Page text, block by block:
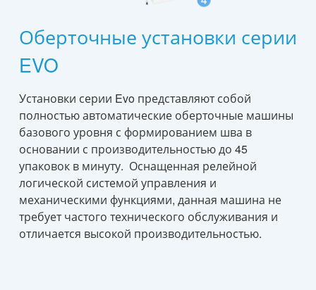
Оберточные установки серии
EVO
Установки серии Evo представляют собой
полностью автоматические оберточные машины
базового уровня с формированием шва в
основании с производительностью до 45
упаковок в минуту. Оснащенная релейной
логической системой управления и
механическими функциями, данная машина не
требует частого технического обслуживания и
отличается высокой производительностью.